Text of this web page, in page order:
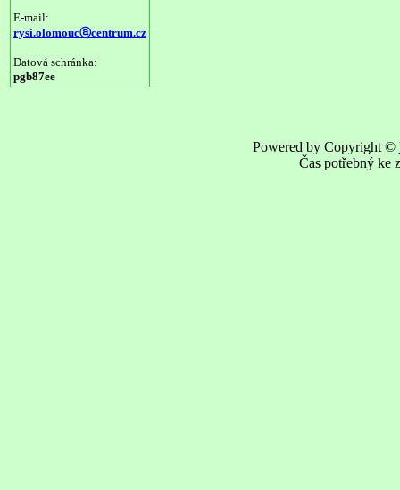
E-mail:
rysi.olomoucⓐcentrum.cz
Datová schránka:
pgb87ee
Powered by Copyright ©
Čas potřebný ke